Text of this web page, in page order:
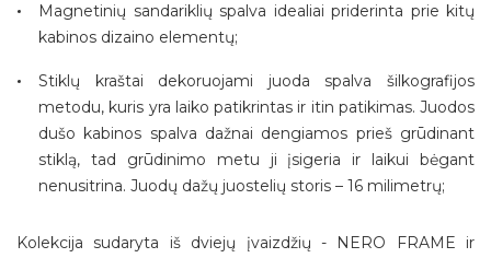
Magnetinių sandariklių spalva idealiai priderinta prie kitų
kabinos dizaino elementų;
Stiklų kraštai dekoruojami juoda spalva šilkografijos
metodu, kuris yra laiko patikrintas ir itin patikimas. Juodos
dušo kabinos spalva dažnai dengiamos prieš grūdinant
stiklą, tad grūdinimo metu ji įsigeria ir laikui bėgant
nenusitrina. Juodų dažų juostelių storis – 16 milimetrų;
Kolekcija sudaryta iš dviejų įvaizdžių - NERO FRAME ir